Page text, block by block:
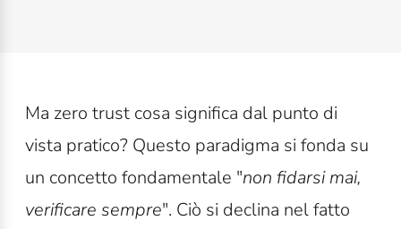
Ma zero trust cosa significa dal punto di
vista pratico? Questo paradigma si fonda su
un concetto fondamentale "non fidarsi mai,
verificare sempre". Ciò si declina nel fatto